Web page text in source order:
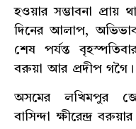
হওয়ার সম্ভাবনা প্রায়
দিনের আলাপ,
শেষ পর্যন্ত
বরুয়া আর প্রদীপ গগৈ।
অসমের লখিমপুর
বাসিন্দা ক্ষীরেন্দ্র